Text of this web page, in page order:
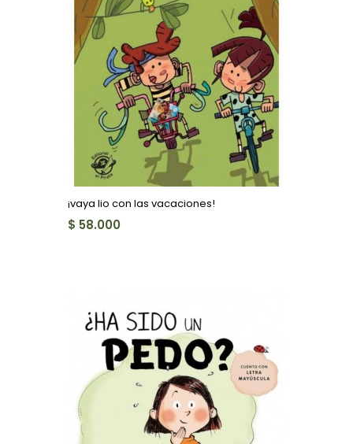
¡vaya lio con las vacaciones!
$ 58.000